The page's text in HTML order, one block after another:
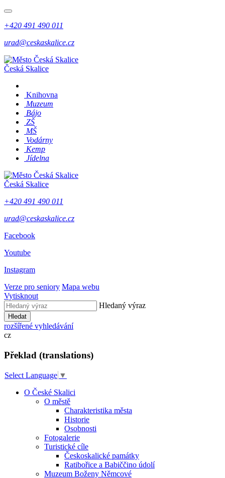
+420 491 490 011
urad@ceskaskalice.cz
Česká Skalice
Knihovna
Muzeum
Bájo
ZŠ
MŠ
Vodárny
Kemp
Jídelna
Česká Skalice
+420 491 490 011
urad@ceskaskalice.cz
Facebook
Youtube
Instagram
Verze pro seniory Mapa webu
Vytisknout
Hledaný výraz
Hledat
rozšířené vyhledávání
cz
Překlad (translations)
Select Language ▼
O České Skalici
O městě
Charakteristika města
Historie
Osobnosti
Fotogalerie
Turistické cíle
Českoskalické památky
Ratibořice a Babiččino údolí
Muzeum Boženy Němcové